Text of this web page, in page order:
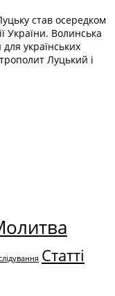
став осередком
України. Волинська
українських
Луцький і
Статті